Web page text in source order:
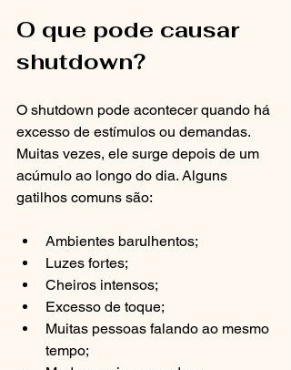
O que pode causar
shutdown?
O shutdown pode acontecer quando há
excesso de estímulos ou demandas.
Muitas vezes, ele surge depois de um
acúmulo ao longo do dia. Alguns
gatilhos comuns são:
Ambientes barulhentos;
Luzes fortes;
Cheiros intensos;
Excesso de toque;
Muitas pessoas falando ao mesmo
tempo;